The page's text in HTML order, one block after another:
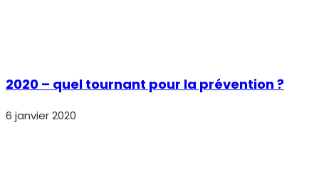
2020 – quel tournant pour la prévention ?
6 janvier 2020